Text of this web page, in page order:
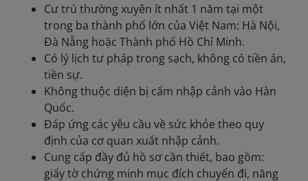
Cư trú thường xuyên ít nhất 1 năm tại một
trong ba thành phố lớn của Việt Nam: Hà Nội,
Đà Nẵng hoặc Thành phố Hồ Chí Minh.
Có lý lịch tư pháp trong sạch, không có tiền án,
tiền sự.
Không thuộc diện bị cấm nhập cảnh vào Hàn
Quốc.
Đáp ứng các yêu cầu về sức khỏe theo quy
định của cơ quan xuất nhập cảnh.
Cung cấp đầy đủ hồ sơ cần thiết, bao gồm:
giấy tờ chứng minh mục đích chuyến đi, năng